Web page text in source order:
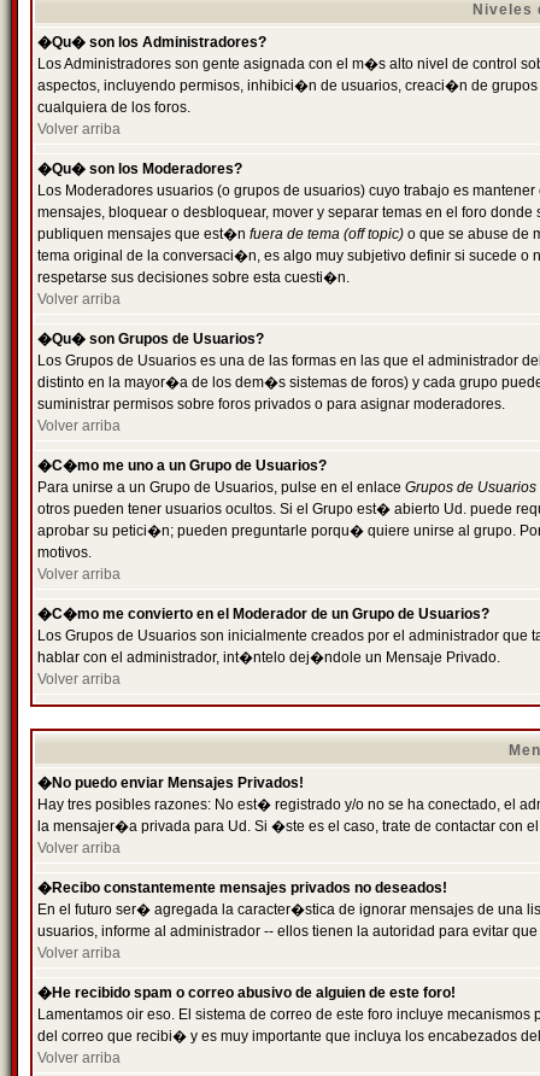
Niveles
�Qu� son los Administradores?
Los Administradores son gente asignada con el m�s alto nivel de control
aspectos, incluyendo permisos, inhibici�n de usuarios, creaci�n de
cualquiera de los foros.
Volver arriba
�Qu� son los Moderadores?
Los Moderadores usuarios (o grupos de usuarios) cuyo trabajo es
mensajes, bloquear o desbloquear, mover y separar temas en el foro
publiquen mensajes que est�n fuera de tema (off topic) o que se abuse de
tema original de la conversaci�n, es algo muy subjetivo definir si sucede
respetarse sus decisiones sobre esta cuesti�n.
Volver arriba
�Qu� son Grupos de Usuarios?
Los Grupos de Usuarios es una de las formas en las que el administrador
distinto en la mayor�a de los dem�s sistemas de foros) y cada grupo
suministrar permisos sobre foros privados o para asignar moderadores.
Volver arriba
�C�mo me uno a un Grupo de Usuarios?
Para unirse a un Grupo de Usuarios, pulse en el enlace Grupos de Usuarios
otros pueden tener usuarios ocultos. Si el Grupo est� abierto Ud. puede
aprobar su petici�n; pueden preguntarle porqu� quiere unirse al grupo.
motivos.
Volver arriba
�C�mo me convierto en el Moderador de un Grupo de Usuarios?
Los Grupos de Usuarios son inicialmente creados por el administrador
hablar con el administrador, int�ntelo dej�ndole un Mensaje Privado.
Volver arriba
�No puedo enviar Mensajes Privados!
Hay tres posibles razones: No est� registrado y/o no se ha conectado, el
la mensajer�a privada para Ud. Si �ste es el caso, trate de contactar con
Volver arriba
�Recibo constantemente mensajes privados no deseados!
En el futuro ser� agregada la caracter�stica de ignorar mensajes de una
usuarios, informe al administrador -- ellos tienen la autoridad para evitar
Volver arriba
�He recibido spam o correo abusivo de alguien de este foro!
Lamentamos oir eso. El sistema de correo de este foro incluye
del correo que recibi� y es muy importante que incluya los encabezados
Volver arriba